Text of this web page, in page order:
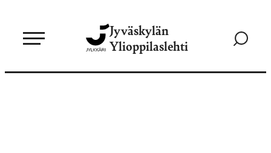
sisältöön
Jyväskylän
Ylioppilaslehti
Siirry